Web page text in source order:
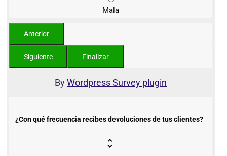
Mala
ByWordpress Survey plugin
¿Con qué frecuencia recibes devoluciones de tus clientes?